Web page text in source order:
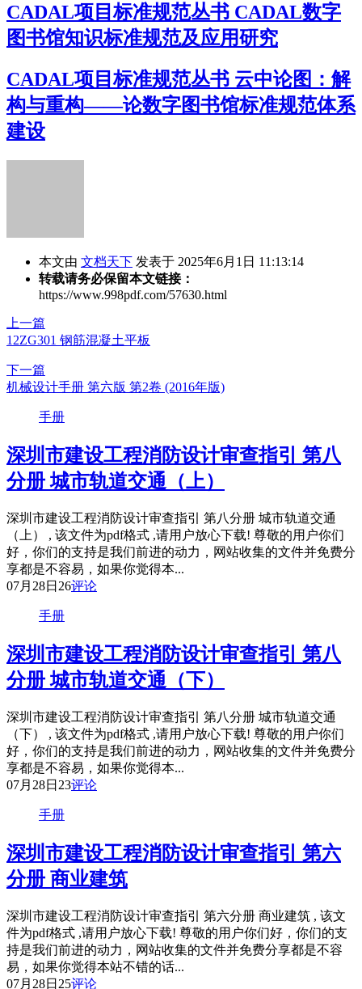
CADAL项目标准规范丛书 CADAL数字
图书馆知识标准规范及应用研究
CADAL项目标准规范丛书 云中论图：解
构与重构——论数字图书馆标准规范体系
建设
本文由 文档天下 发表于 2025年6月1日 11:13:14
转载请务必保留本文链接：
https://www.998pdf.com/57630.html
上一篇
12ZG301 钢筋混凝土平板
下一篇
机械设计手册 第六版 第2卷 (2016年版)
手册
深圳市建设工程消防设计审查指引 第八
分册 城市轨道交通（上）
深圳市建设工程消防设计审查指引 第八分册 城市轨道交通
（上） , 该文件为pdf格式 ,请用户放心下载! 尊敬的用户你们
好，你们的支持是我们前进的动力，网站收集的文件并免费分
享都是不容易，如果你觉得本...
07月28日 26评论
手册
深圳市建设工程消防设计审查指引 第八
分册 城市轨道交通（下）
深圳市建设工程消防设计审查指引 第八分册 城市轨道交通
（下） , 该文件为pdf格式 ,请用户放心下载! 尊敬的用户你们
好，你们的支持是我们前进的动力，网站收集的文件并免费分
享都是不容易，如果你觉得本...
07月28日 23评论
手册
深圳市建设工程消防设计审查指引 第六
分册 商业建筑
深圳市建设工程消防设计审查指引 第六分册 商业建筑 , 该文
件为pdf格式 ,请用户放心下载! 尊敬的用户你们好，你们的支
持是我们前进的动力，网站收集的文件并免费分享都是不容
易，如果你觉得本站不错的话...
07月28日 25评论